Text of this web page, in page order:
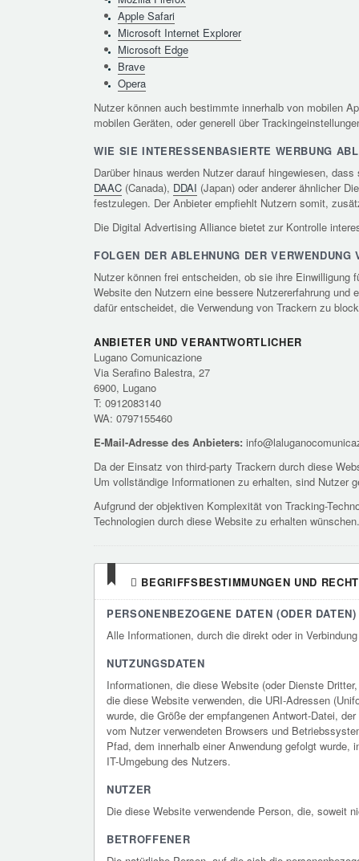
Apple Safari
Microsoft Internet Explorer
Microsoft Edge
Brave
Opera
Nutzer können auch bestimmte innerhalb von mobilen
mobilen Geräten, oder generell über
WIE SIE INTERESSENBASIERTE WERBUNG
Darüber hinaus werden Nutzer darauf hingewiesen,
DAAC (Canada), DDAI (Japan) oder anderer ähnlicher
festzulegen. Der Anbieter empfiehlt Nutzern somit,
Die Digital Advertising Alliance bietet zur Kontrolle
FOLGEN DER ABLEHNUNG DER VERWENDUNG
Nutzer können frei entscheiden, ob sie ihre
Website den Nutzern eine bessere Nutzererfahrung
dafür entscheidet, die Verwendung von Trackern zu
ANBIETER UND VERANTWORTLICHER
Lugano Comunicazione
Via Serafino Balestra, 27
6900, Lugano
T: 0912083140
WA: 0797155460
E-Mail-Adresse des Anbieters:
Da der Einsatz von third-party Trackern durch diese
Um vollständige Informationen zu erhalten, sind Nutzer
Aufgrund der objektiven Komplexität von Tracking-
Technologien durch diese Website zu erhalten wünschen.
BEGRIFFSBESTIMMUNGEN UND
PERSONENBEZOGENE DATEN (ODER DATEN)
Alle Informationen, durch die direkt oder in
NUTZUNGSDATEN
Informationen, die diese Website (oder Dienste
die diese Website verwenden, die URI-Adressen
wurde, die Größe der empfangenen Antwort-Datei,
vom Nutzer verwendeten Browsers und
Pfad, dem innerhalb einer Anwendung gefolgt
IT-Umgebung des Nutzers.
NUTZER
Die diese Website verwendende Person, die, soweit
BETROFFENER